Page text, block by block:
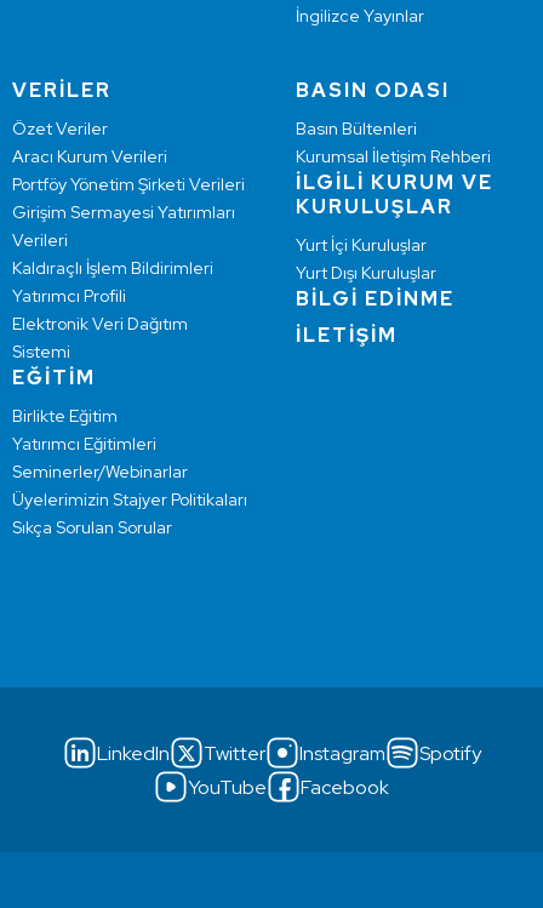
İngilizce Yayınlar
VERİLER
Özet Veriler
Aracı Kurum Verileri
Portföy Yönetim Şirketi Verileri
Girişim Sermayesi Yatırımları
Verileri
Kaldıraçlı İşlem Bildirimleri
Yatırımcı Profili
Elektronik Veri Dağıtım
Sistemi
EĞİTİM
Birlikte Eğitim
Yatırımcı Eğitimleri
Seminerler/Webinarlar
Üyelerimizin Stajyer Politikaları
Sıkça Sorulan Sorular
BASIN ODASI
Basın Bültenleri
Kurumsal İletişim Rehberi
İLGİLİ KURUM VE
KURULUŞLAR
Yurt İçi Kuruluşlar
Yurt Dışı Kuruluşlar
BİLGİ EDİNME
İLETİŞİM
LinkedIn Twitter Instagram
Spotify
YouTube
Facebook